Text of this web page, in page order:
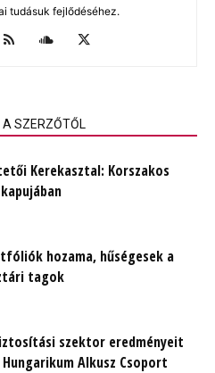
tudásuk fejlődéséhez.
SZERZŐTŐL
Kerekasztal: Korszakos
hozama, hűségesek a
tagok
szektor eredményeit
Alkusz Csoport